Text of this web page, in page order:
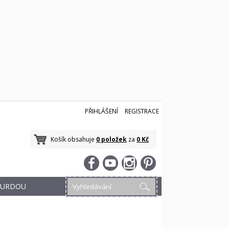
PŘIHLÁŠENÍ REGISTRACE
Košík obsahuje 0 položek za 0 Kč